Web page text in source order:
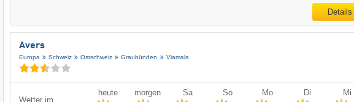
Details
Avers
Europa Schweiz Ostschweiz Graubünden Viamala
Wetter im
heute morgen Sa So Mo Di Mi